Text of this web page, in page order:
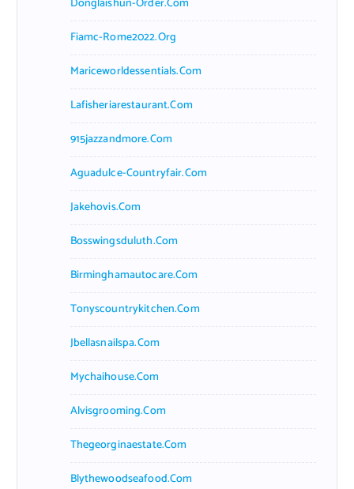
Fiamc-Rome2022.org
Mariceworldessentials.com
Lafisheriarestaurant.com
915jazzandmore.com
Aguadulce-Countryfair.com
Jakehovis.com
Bosswingsduluth.com
Birminghamautocare.com
Tonyscountrykitchen.com
Jbellasnailspa.com
Mychaihouse.com
Alvisgrooming.com
Thegeorginaestate.com
Blythewoodseafood.com